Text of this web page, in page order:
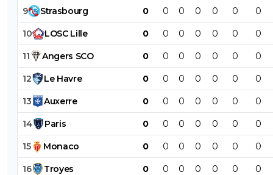
9 Strasbourg 0 0 0 0 0 0 0
10 LOSC Lille 0 0 0 0 0 0 0
11 Angers SCO 0 0 0 0 0 0 0
12 Le Havre 0 0 0 0 0 0 0
13 Auxerre 0 0 0 0 0 0 0
14 Paris 0 0 0 0 0 0 0
15 Monaco 0 0 0 0 0 0 0
16 Troyes 0 0 0 0 0 0 0